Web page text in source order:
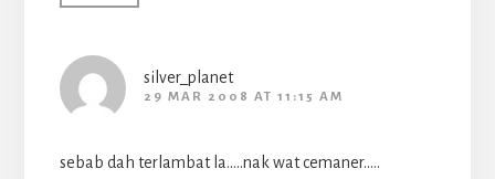
silver_planet
29 MAR 2008 AT 11:15 AM
sebab dah terlambat la…..nak wat cemaner…..